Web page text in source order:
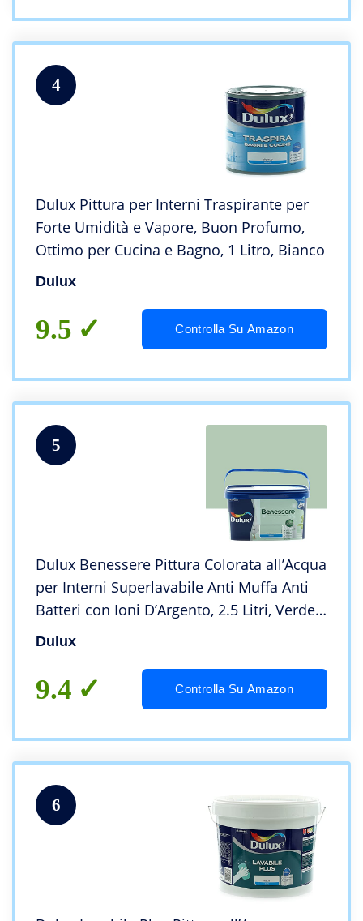
4
Dulux Pittura per Interni Traspirante per
Forte Umidità e Vapore, Buon Profumo,
Ottimo per Cucina e Bagno, 1 Litro, Bianco
Dulux
9.5 Controlla Su Amazon
5
Dulux Benessere Pittura Colorata all’Acqua
per Interni Superlavabile Anti Muffa Anti
Batteri con Ioni D’Argento, 2.5 Litri, Verde
Menta
Dulux
9.4 Controlla Su Amazon
6